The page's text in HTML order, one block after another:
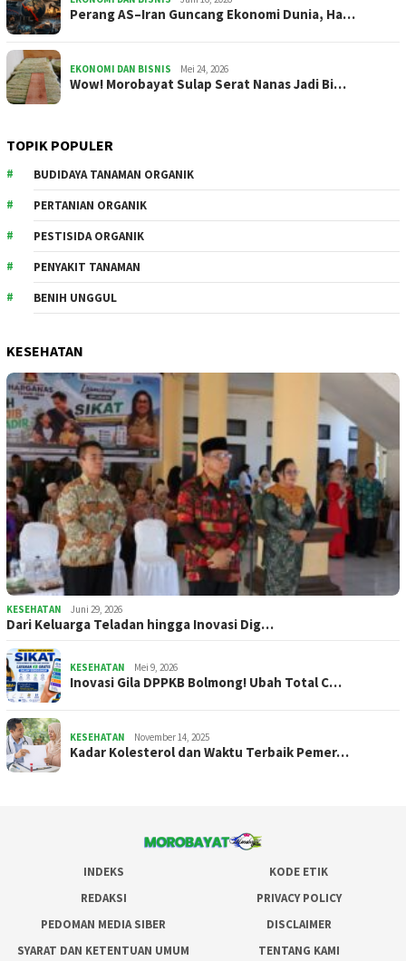
Perang AS–Iran Guncang Ekonomi Dunia, Ha…
EKONOMI DAN BISNIS Mei 24, 2026
Wow! Morobayat Sulap Serat Nanas Jadi Bi…
TOPIK POPULER
BUDIDAYA TANAMAN ORGANIK
PERTANIAN ORGANIK
PESTISIDA ORGANIK
PENYAKIT TANAMAN
BENIH UNGGUL
KESEHATAN
KESEHATAN Juni 29, 2026
Dari Keluarga Teladan hingga Inovasi Dig…
KESEHATAN Mei 9, 2026
Inovasi Gila DPPKB Bolmong! Ubah Total C…
KESEHATAN November 14, 2025
Kadar Kolesterol dan Waktu Terbaik Pemer…
INDEKS
KODE ETIK
REDAKSI
PRIVACY POLICY
PEDOMAN MEDIA SIBER
DISCLAIMER
SYARAT DAN KETENTUAN UMUM
TENTANG KAMI